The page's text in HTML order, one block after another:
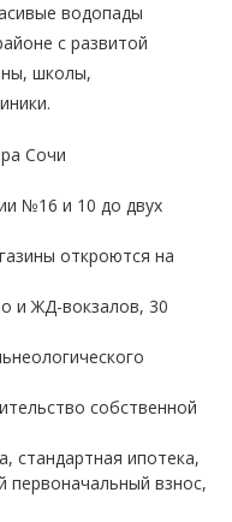
водопады
с развитой
школы,
Сочи
№16 и 10 до двух
откроются на
и ЖД-вокзалов, 30
собственной
стандартная ипотека,
первоначальный взнос,